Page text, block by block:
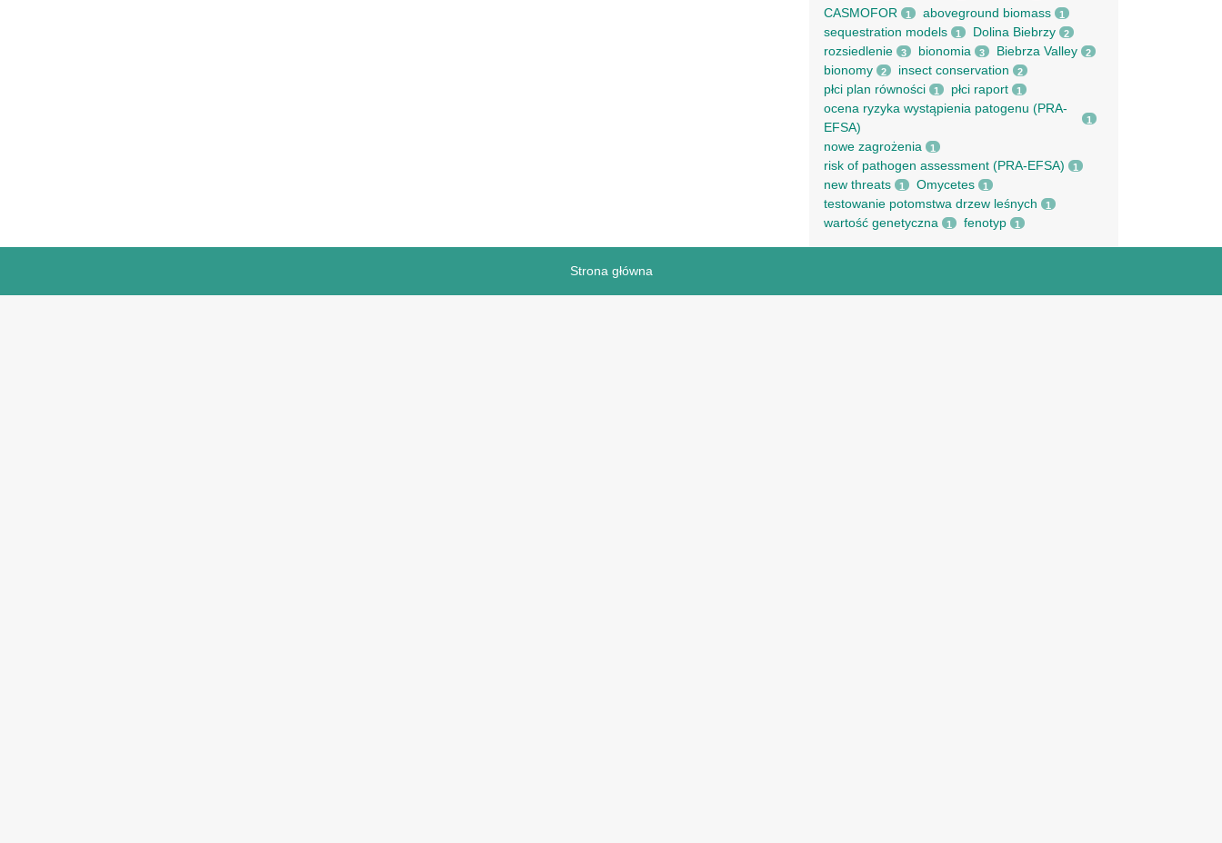
CASMOFOR 1 aboveground biomass 1
sequestration models 1 Dolina Biebrzy 2
rozsiedlenie 3 bionomia 3 Biebrza Valley 2
bionomy 2 insect conservation 2
płci plan równości 1 płci raport 1
ocena ryzyka wystąpienia patogenu (PRA-
EFSA)
1
nowe zagrożenia 1
risk of pathogen assessment (PRA-EFSA) 1
new threats 1 Omycetes 1
testowanie potomstwa drzew leśnych 1
wartość genetyczna 1 fenotyp 1
Strona główna